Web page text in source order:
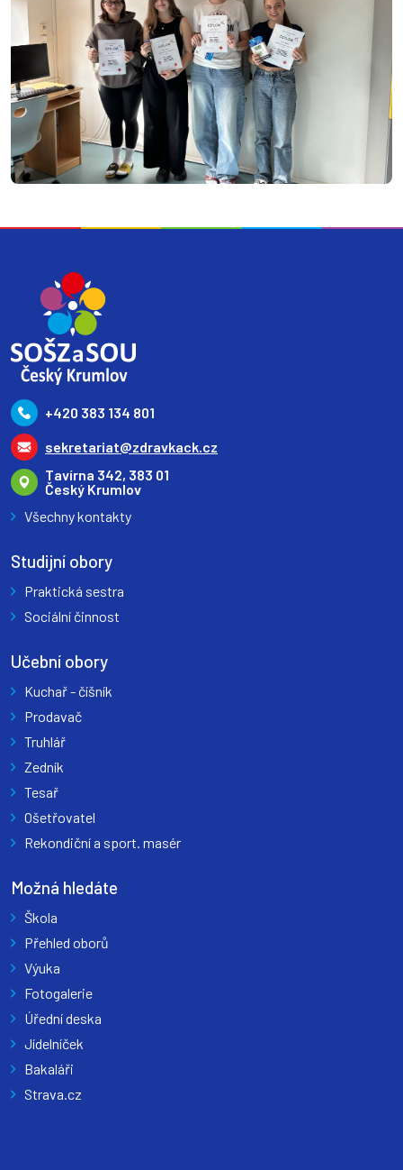
+420 383 134 801
sekretariat@zdravkack.cz
Tavírna 342, 383 01
Český Krumlov
Všechny kontakty
Studijní obory
Praktická sestra
Sociální činnost
Učební obory
Kuchař - číšník
Prodavač
Truhlář
Zedník
Tesař
Ošetřovatel
Rekondiční a sport. masér
Možná hledáte
Škola
Přehled oborů
Výuka
Fotogalerie
Úřední deska
Jídelníček
Bakaláři
Strava.cz